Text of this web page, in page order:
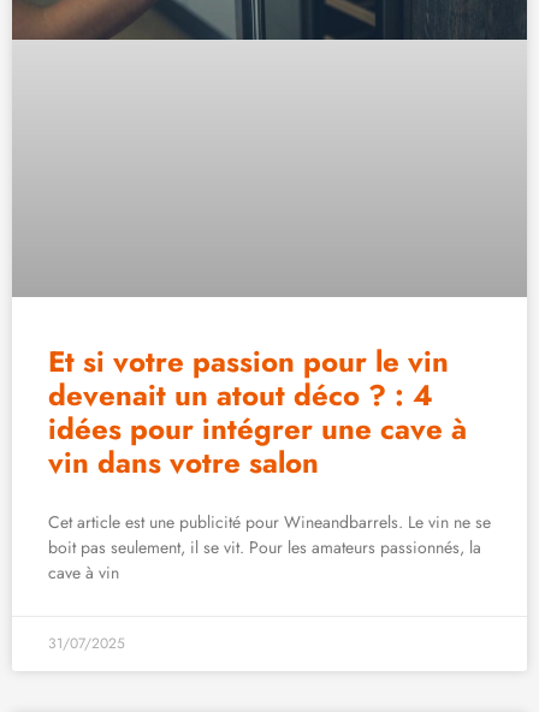
Et si votre passion pour le vin
devenait un atout déco ? : 4
idées pour intégrer une cave à
vin dans votre salon
Cet article est une publicité pour Wineandbarrels. Le vin ne se
boit pas seulement, il se vit. Pour les amateurs passionnés, la
cave à vin
31/07/2025